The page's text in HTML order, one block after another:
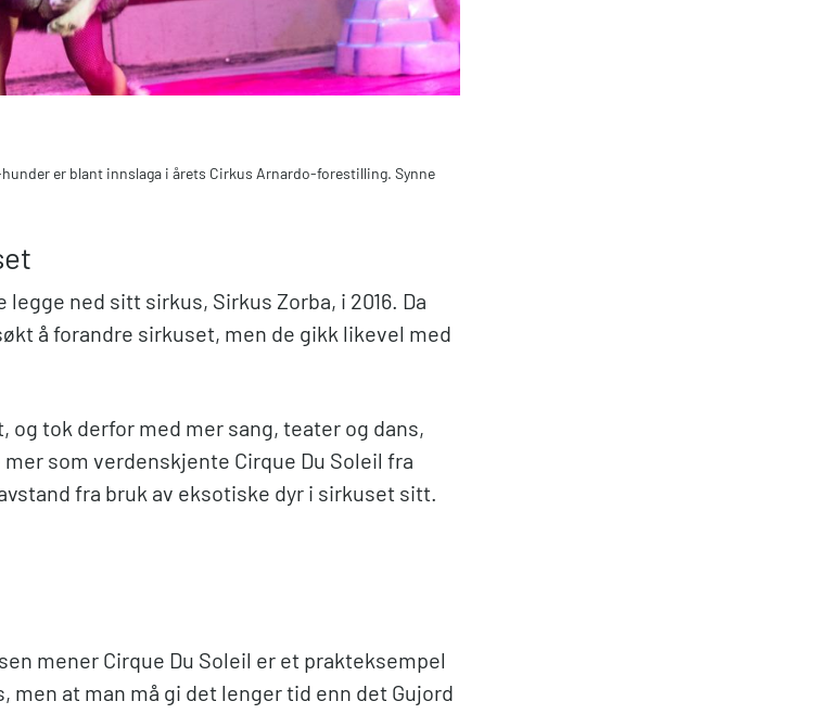
er blant innslaga i årets Cirkus Arnardo-forestilling. Synne
ned sitt sirkus, Sirkus Zorba, i 2016. Da
å forandre sirkuset, men de gikk likevel med
og tok derfor med mer sang, teater og dans,
som verdenskjente Cirque Du Soleil fra
fra bruk av eksotiske dyr i sirkuset sitt.
mener Cirque Du Soleil er et prakteksempel
men at man må gi det lenger tid enn det Gujord